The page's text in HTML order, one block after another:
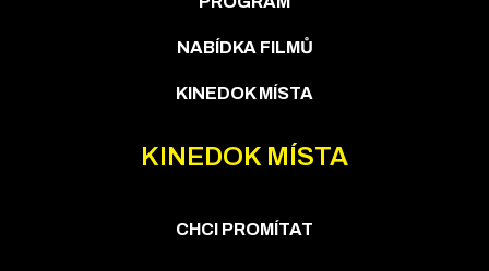
NABÍDKA FILMŮ
KINEDOK MÍSTA
KINEDOK MÍSTA
CHCI PROMÍTAT